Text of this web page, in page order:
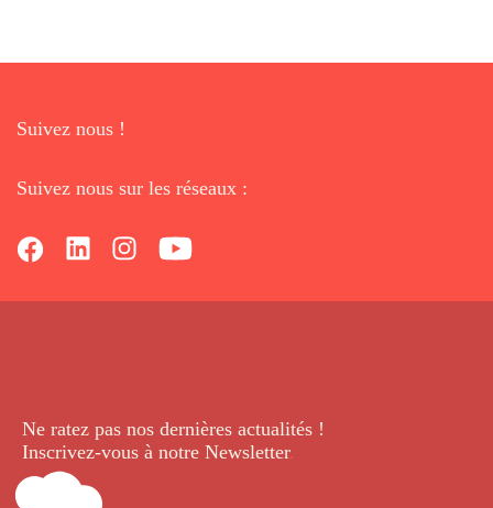
Suivez nous !
Suivez nous sur les réseaux :
Ne ratez pas nos dernières actualités !
Inscrivez-vous à notre Newsletter.